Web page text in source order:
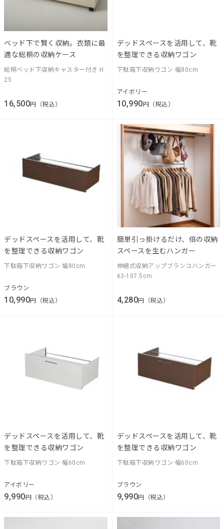
ベッド下で賢く収納。衣類に最
適な総桐の収納ケース
総桐ベッド下収納キャスター付き H
25
16,500円（税込）
デッドスペースを活用して、靴
を整理できる収納ワゴン
下駄箱下収納ワゴン 幅80cm
アイボリー
10,990円（税込）
デッドスペースを活用して、靴
を整理できる収納ワゴン
下駄箱下収納ワゴン 幅80cm
ブラウン
10,990円（税込）
簡単引っ掛けるだけ、倍の収納
スペースを生むハンガー
伸縮式収納アップブランコハンガー
63-107.5cm
4,280円（税込）
デッドスペースを活用して、靴
を整理できる収納ワゴン
下駄箱下収納ワゴン 幅60cm
アイボリー
9,990円（税込）
デッドスペースを活用して、靴
を整理できる収納ワゴン
下駄箱下収納ワゴン 幅60cm
ブラウン
9,990円（税込）